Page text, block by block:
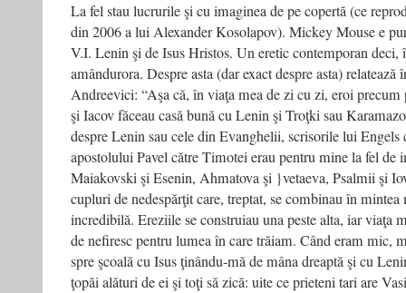
La fel stau lucrurile şi cu imaginea de pe copertă (ce
din 2006 a lui Alexander Kosolapov). Mickey Mouse e
V.I. Lenin şi de Isus Hristos. Un eretic contemporan deci,
amândurora. Despre asta (dar exact despre asta)
Andreevici: “Aşa că, în viaţa mea de zi cu zi, eroi
şi Iacov făceau casă bună cu Lenin şi Troţki sau
despre Lenin sau cele din Evanghelii, scrisorile lui Engels
apostolului Pavel către Timotei erau pentru mine la fel de
Maiakovski şi Esenin, Ahmatova şi }vetaeva, Psalmii şi
cupluri de nedespărţit care, treptat, se combinau în
incredibilă. Ereziile se construiau una peste alta, iar viaţa
de nefiresc pentru lumea în care trăiam. Când eram mic,
spre şcoală cu Isus ţinându-mă de mâna dreaptă şi cu
ţopăi alături de ei şi toţi să zică: uite ce prieteni tari are